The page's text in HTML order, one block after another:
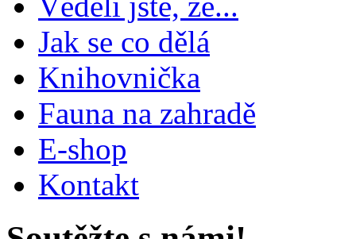
Jak se co dělá
Knihovnička
Fauna na zahradě
E-shop
Kontakt